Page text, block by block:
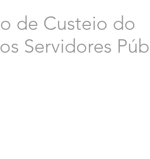
de Custeio do
Servidores